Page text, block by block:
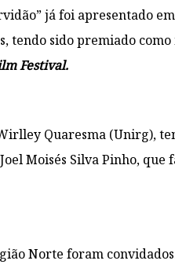
já foi apresentado
tendo sido premiado
Festival.
Quaresma (Unirg),
Moisés Silva Pinho, que
Norte foram